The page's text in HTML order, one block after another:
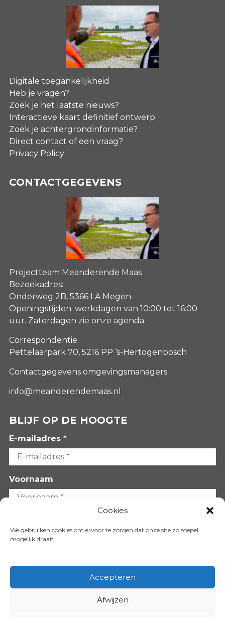
Cookies
We gebruiken cookies om ervoor te zorgen dat onze site zo soepel
mogelijk draait.
Accepteren
Afwijzen
Digitale toegankelijkheid
Heb je vragen?
Zoek je het laatste nieuws?
Interactieve kaart definitief ontwerp
Zoek je achtergrondinformatie?
Direct contact of een vraag?
Privacy Policy
CONTACTGEGEVENS
Projectteam Meanderende Maas
Bezoekadres:
Onderweg 2B, 5366 LA Megen
Openingstijden: werkdagen van 10:00 tot 16:00
uur. Zaterdagen zie onze agenda.
Correspondentie:
Pettelaarpark 70, 5216 PP ‘s-Hertogenbosch
Contactgegevens omgevingsmanagers
info@meanderendemaas.nl
BLIJF OP DE HOOGTE
E-mailadres *
Voornaam
VOLG ONS OP: